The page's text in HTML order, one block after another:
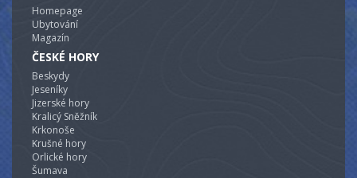
Homepage
Ubytování
Magazín
ČESKÉ HORY
Beskydy
Jeseníky
Jizerské hory
Kralicý Sněžník
Krkonoše
Krušné hory
Orlické hory
Šumava